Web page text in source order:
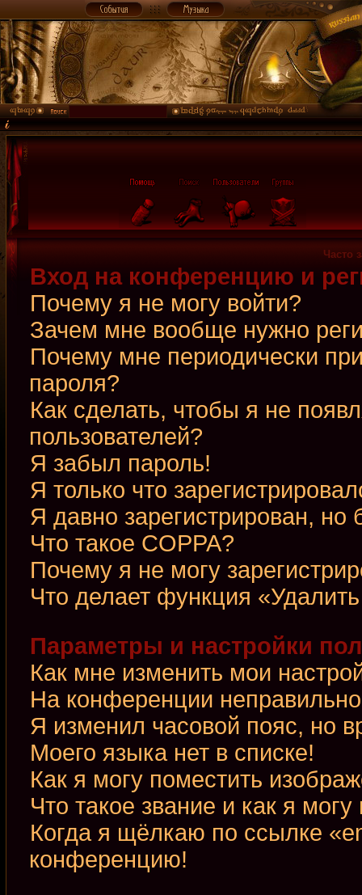
Часто
Вход на конференцию и
Почему я не могу войти?
Зачем мне вообще нужно
Почему мне периодически
пароля?
Как сделать, чтобы я не
пользователей?
Я забыл пароль!
Я только что
Я давно зарегистрирован, но
Что такое COPPA?
Почему я не могу
Что делает функция
Параметры и настройки
Как мне изменить мои
На конференции
Я изменил часовой пояс, но
Моего языка нет в списке!
Как я могу поместить
Что такое звание и как я могу
Когда я щёлкаю по ссылке
конференцию!